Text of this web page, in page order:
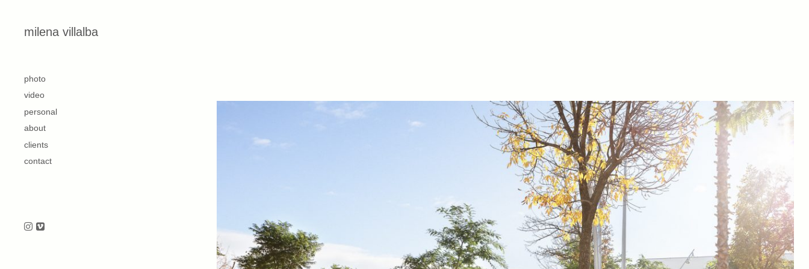
milena villalba
photo
video
personal
about
clients
contact
Follow us on Instagram